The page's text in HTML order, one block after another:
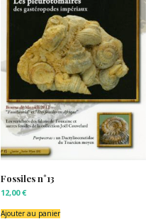
Fossiles n°13
12,00€
Ajouter au panier